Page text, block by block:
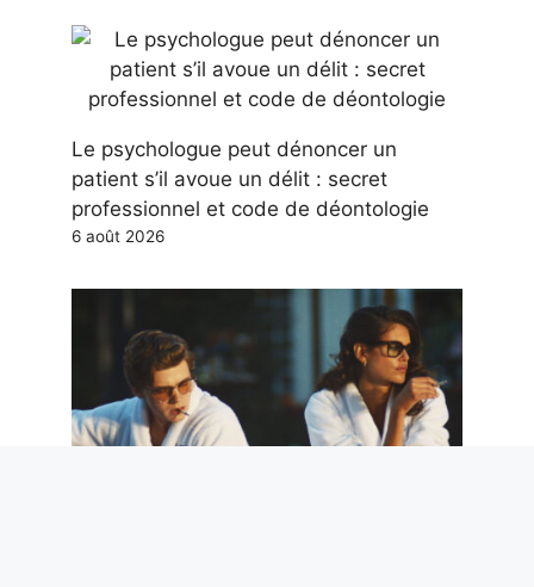
Le psychologue peut dénoncer un
patient s’il avoue un délit : secret
professionnel et code de déontologie
6 août 2026